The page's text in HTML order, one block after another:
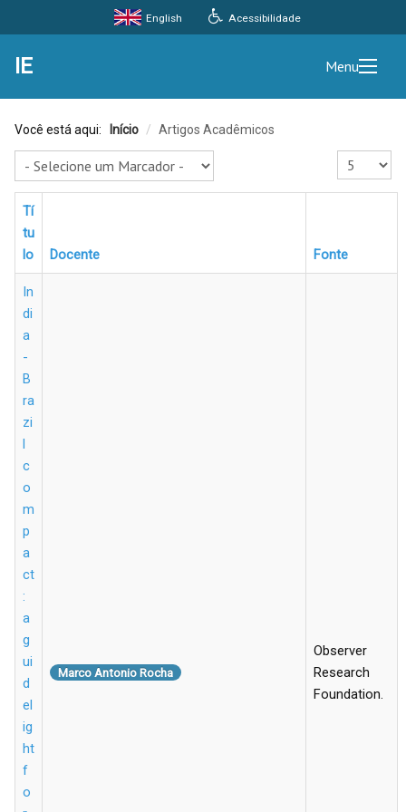
Acessibilidade
English
IE Menu
Você está aqui: Início / Artigos Acadêmicos
Exibir #
Tí
tu
lo
Docente Fonte
In
di
a
-
B
ra
zi
l
c
o
m
p
a
ct
:
a
g
ui
d
el
ig
ht
f
o
Marco Antonio Rocha
Observer
Research
Foundation.